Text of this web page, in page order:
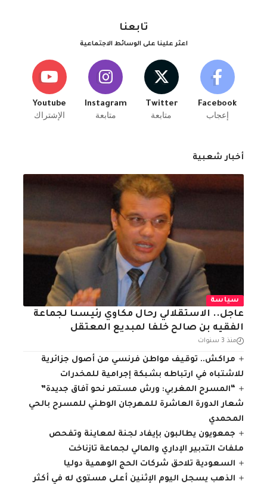
تابعنا
اعثر علينا على الوسائط الاجتماعية
Facebook
إعجاب
Twitter
متابعة
Instagram
متابعة
Youtube
الإشتراك
أخبار شعبية
سياسة
عاجل.. الاستقلالي رحال مكاوي رئيسىا لجماعة
الفقيه بن صالح خلفا لمبديع المعتقل
منذ 3 سنوات
مراكش.. توقيف مواطن فرنسي من أصول جزائرية
للاشتباه في ارتباطه بشبكة إجرامية للمخدرات
“المسرح المغربي: ورش مستمر نحو آفاق جديدة”
شعار الدورة العاشرة للمهرجان الوطني للمسرح بالحي
المحمدي
جمعويون يطالبون بإيفاد لجنة لمعاينة وتفحص
ملفات التدبير الإداري والمالي لجماعة تازناخت
السعودية تلاحق شركات الحج الوهمية دوليا
الذهب يسجل اليوم الإثنين أعلى مستوى له في أكثر